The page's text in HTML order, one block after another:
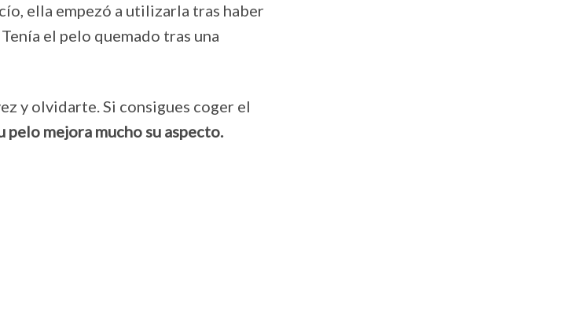
ella empezó a utilizarla tras haber
el pelo quemado tras una
y olvidarte. Si consigues coger el
pelo mejora mucho su aspecto.